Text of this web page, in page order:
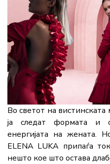
Во светот на
ја следат формата и
енергијата на жената.
ELENA LUKA припаѓа
нешто кое што остава